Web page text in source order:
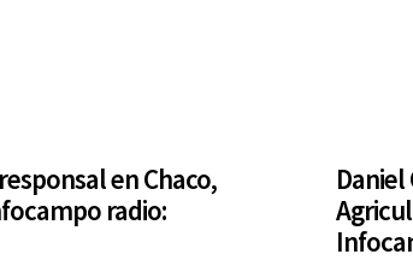
en Chaco,
radio: